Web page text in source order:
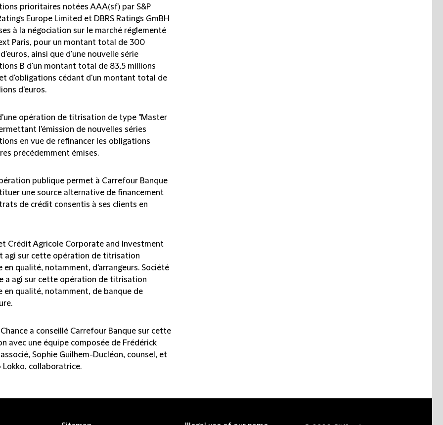
prioritaires notées AAA(sf) par S&P
Europe Limited et DBRS Ratings GmBH
à la négociation sur le marché réglementé
Paris, pour un montant total de 300
ainsi que d'une nouvelle série
B d'un montant total de 83,5 millions
d'obligations cédant d'un montant total de
d'euros.
d'une opération de titrisation de type "Master
l'émission de nouvelles séries
en vue de refinancer les obligations
précédemment émises.
publique permet à Carrefour Banque
une source alternative de financement
de crédit consentis à ses clients en
Crédit Agricole Corporate and Investment
agi sur cette opération de titrisation
en qualité, notamment, d'arrangeurs. Société
a agi sur cette opération de titrisation
en qualité, notamment, de banque de
a conseillé Carrefour Banque sur cette
avec une équipe composée de Frédérick
Sophie Guilhem-Ducléon, counsel, et
Lokko, collaboratrice.